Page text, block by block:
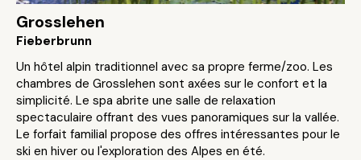
Grosslehen
Fieberbrunn
Un hôtel alpin traditionnel avec sa propre ferme/zoo. Les
chambres de Grosslehen sont axées sur le confort et la
simplicité. Le spa abrite une salle de relaxation
spectaculaire offrant des vues panoramiques sur la vallée.
Le forfait familial propose des offres intéressantes pour le
ski en hiver ou l'exploration des Alpes en été.